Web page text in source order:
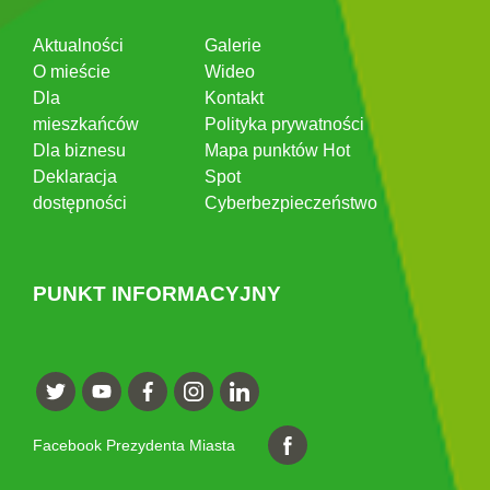
Aktualności
O mieście
Dla
mieszkańców
Dla biznesu
Deklaracja
dostępności
Galerie
Wideo
Kontakt
Polityka prywatności
Mapa punktów Hot
Spot
Cyberbezpieczeństwo
PUNKT INFORMACYJNY
Facebook Prezydenta Miasta